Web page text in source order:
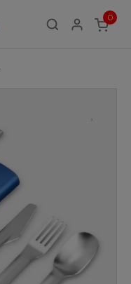
0
ITEMS